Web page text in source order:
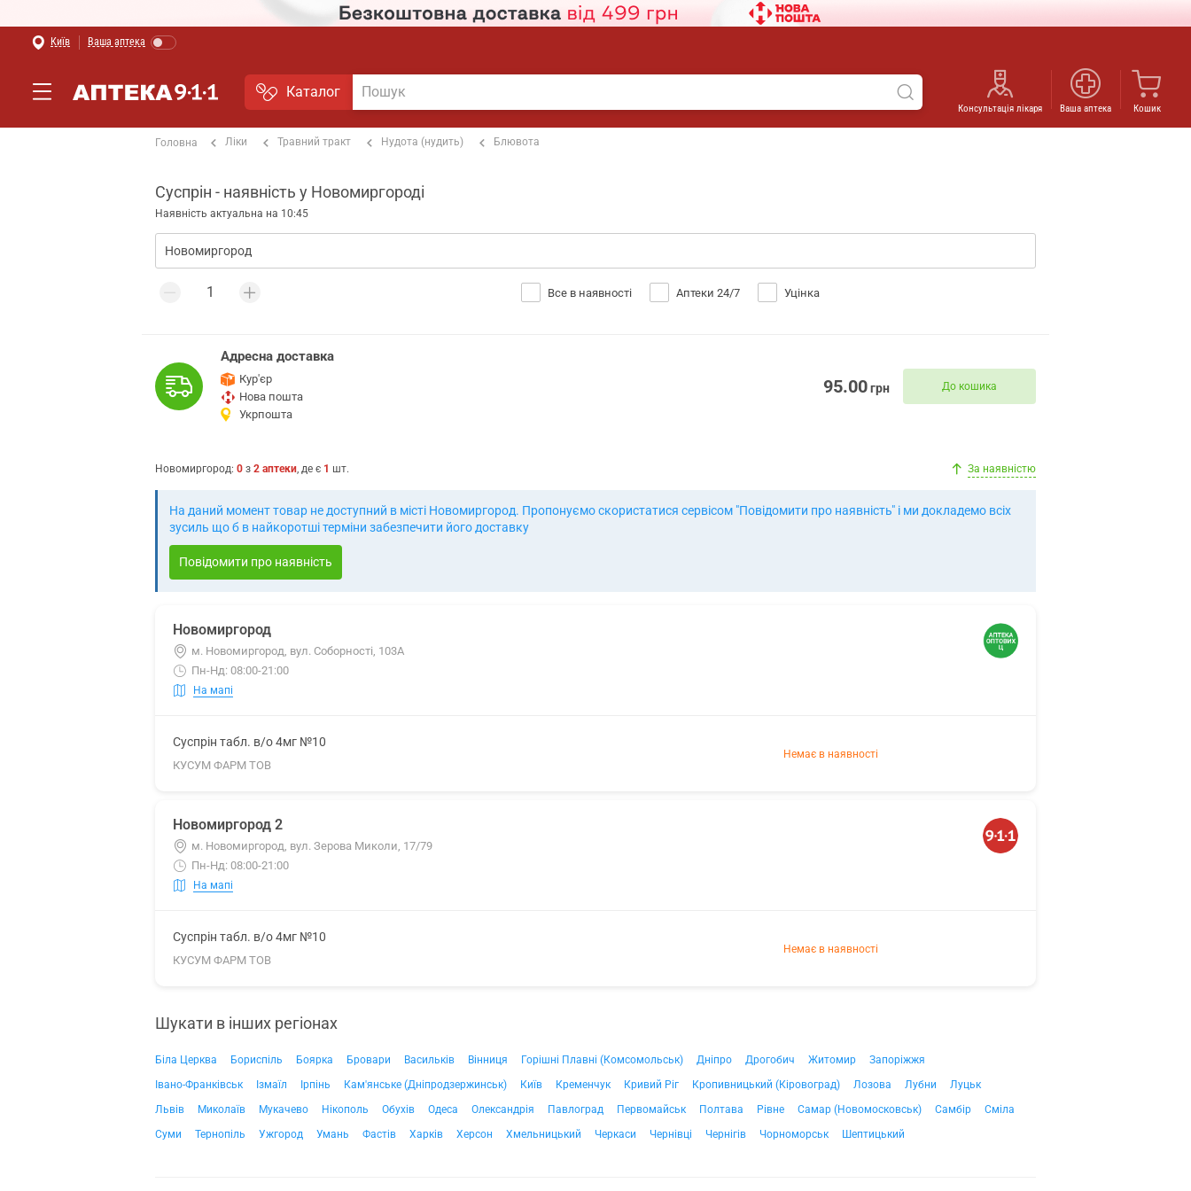
Київ Ваша аптека
Каталог
Консультація лікаря Ваша аптека Кошик
Головна Ліки Травний тракт Нудота (нудить) Блювота
Суспрін - наявність у Новомиргороді
Наявність актуальна на 10:45
Все в наявності Аптеки 24/7 Уцінка
Адресна доставка
Кур'єр
Нова пошта
Укрпошта
95.00грн До кошика
Новомиргород: 0 з 2 аптеки, де є 1 шт. За наявністю
На даний момент товар не доступний в місті Новомиргород. Пропонуємо скористатися сервісом "Повідомити про наявність" і ми докладемо всіх
зусиль що б в найкоротші терміни забезпечити його доставку
Повідомити про наявність
Новомиргород
м. Новомиргород, вул. Соборності, 103А
Пн-Нд: 08:00-21:00
На мапі
Суспрін табл. в/о 4мг №10
КУСУМ ФАРМ ТОВ
Немає в наявності
Новомиргород 2
м. Новомиргород, вул. Зерова Миколи, 17/79
Пн-Нд: 08:00-21:00
На мапі
Суспрін табл. в/о 4мг №10
КУСУМ ФАРМ ТОВ
Немає в наявності
Шукати в інших регіонах
Біла Церква Бориспіль Боярка Бровари Васильків Вінниця Горішні Плавні (Комсомольськ) Дніпро Дрогобич Житомир
Запоріжжя
Івано-Франківськ
Ізмаїл Ірпінь Кам'янське (Дніпродзержинськ) Київ Кременчук Кривий Ріг Кропивницький (Кіровоград) Лозова Лубни
Луцьк
Львів
Миколаїв Мукачево Нікополь Обухів Одеса Олександрія Павлоград Первомайськ Полтава Рівне Самар (Новомосковськ) Самбір
Сміла
Суми
Тернопіль Ужгород Умань Фастів Харків Херсон Хмельницький Черкаси Чернівці Чернігів Чорноморськ Шептицький